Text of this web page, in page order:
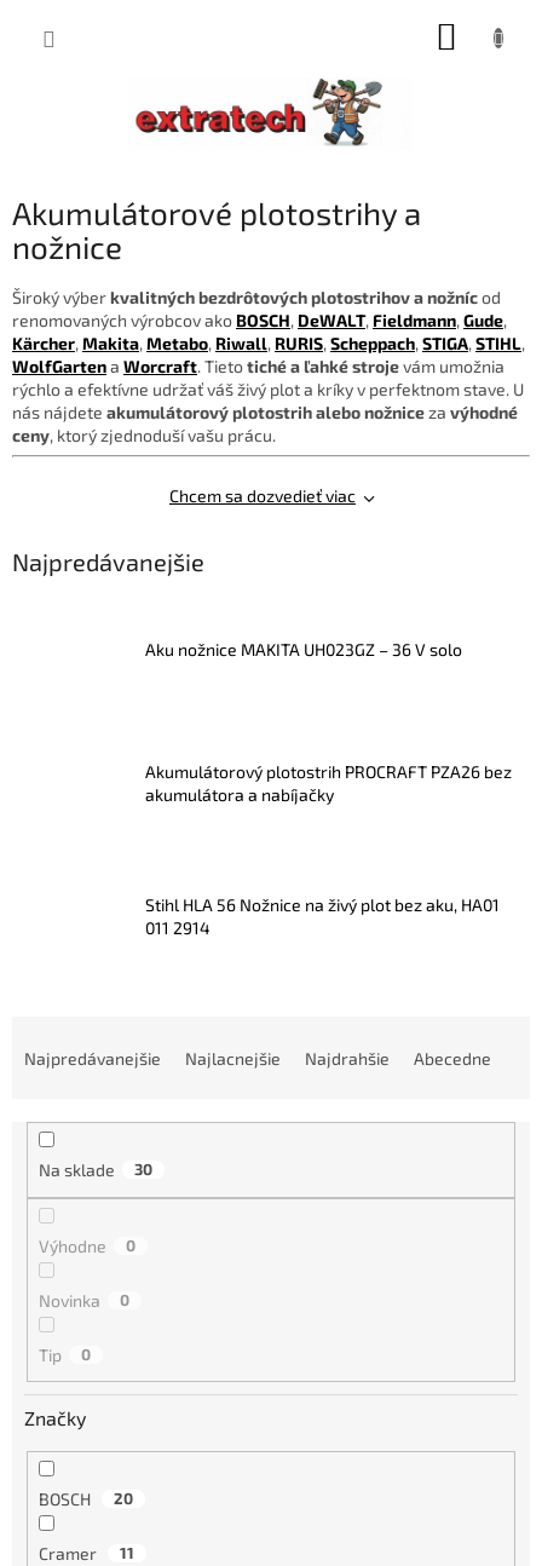
Akumulátorové plotostrihy a
nožnice
Široký výberkvalitných bezdrôtových plotostrihov a nožnícod
renomovaných výrobcov ako BOSCH, DeWALT, Fieldmann, Gude,
Kärcher, Makita, Metabo, Riwall, RURIS, Scheppach, STIGA, STIHL,
WolfGartena Worcraft. Tietotiché a ľahké strojevám umožnia
rýchlo a efektívne udržať váš živý plot a kríky v perfektnom stave. U
nás nájdete akumulátorový plotostrih alebo nožniceza výhodné
ceny, ktorý zjednoduší vašu prácu.
Chcem sa dozvedieť viac
Najpredávanejšie
Aku nožnice MAKITA UH023GZ – 36 V solo
Akumulátorový plotostrih PROCRAFT PZA26 bez
akumulátora a nabíjačky
Stihl HLA 56 Nožnice na živý plot bez aku, HA01
011 2914
Najpredávanejšie Najlacnejšie Najdrahšie Abecedne
Na sklade 30
Výhodne 0
Novinka 0
Tip 0
Značky
BOSCH 20
Cramer 11